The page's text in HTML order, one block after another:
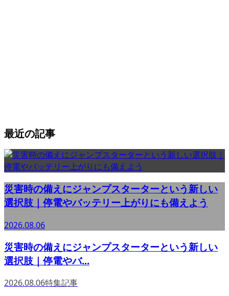
最近の記事
災害時の備えにジャンプスターターという新しい
選択肢｜停電やバッテリー上がりにも備えよう
2026.08.06
災害時の備えにジャンプスターターという新しい
選択肢｜停電やバ...
2026.08.06特集記事